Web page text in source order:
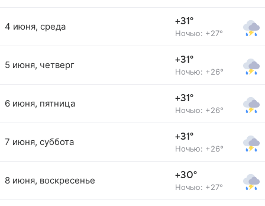
4 июня, среда +31°
Ночью: +27°
5 июня, четверг +31°
Ночью: +26°
6 июня, пятница +31°
Ночью: +26°
7 июня, суббота +31°
Ночью: +26°
8 июня, воскресенье +30°
Ночью: +27°